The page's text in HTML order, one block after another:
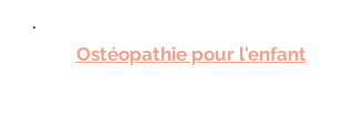
Ostéopathie pour l'enfant